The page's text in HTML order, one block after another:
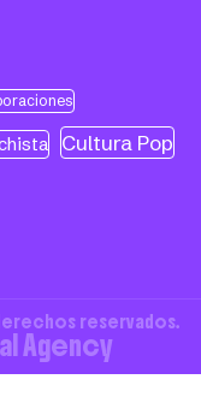
Cultura Pop
reservados.
Agency